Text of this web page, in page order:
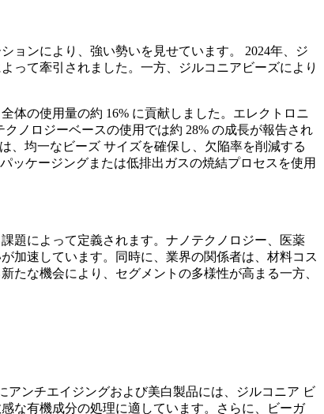
ョンにより、強い勢いを見せています。 2024年、ジ
って牽引されました。一方、ジルコニアビーズに​​より
体の使用量の約 16% に貢献しました。エレクトロニ
ノロジーベースの使用では約 28% の成長が報告され
、均一なビーズ サイズを確保し、欠陥率を削減する
ッケージングまたは低排出ガスの焼結プロセスを使用
題によって定義されます。ナノテクノロジー、医薬
加速しています。同時に、業界の関係者は、材料コス
たな機会により、セグメントの多様性が高まる一方、
アンチエイジングおよび美白製品には、ジルコニア ビ
な有機成分の処理に適しています。さらに、ビーガ